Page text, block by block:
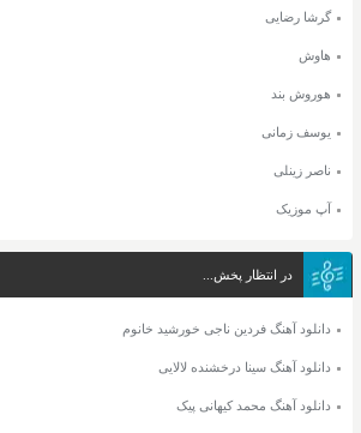
گرشا رضایی
هاوش
هوروش بند
یوسف زمانی
ناصر زینلی
آپ موزیک
در انتظار پخش...
دانلود آهنگ فردین ناجی خورشید خانوم
دانلود آهنگ سینا درخشنده لالایی
دانلود آهنگ محمد کیهانی پیک